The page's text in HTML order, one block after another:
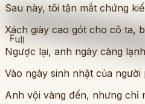
Full
Sau này, tôi tận mắt chứng
Xách giày cao gót cho cô ta,
Ngược lại, anh ngày càng
Vào ngày sinh nhật của
Anh vội vàng đến, nhưng chỉ